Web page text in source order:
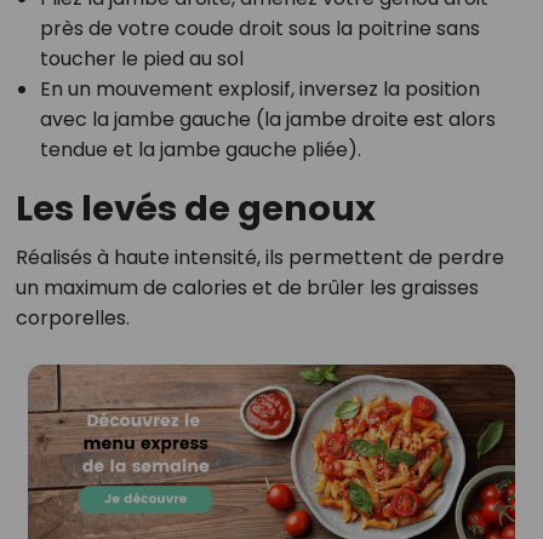
près de votre coude droit sous la poitrine sans
toucher le pied au sol
En un mouvement explosif, inversez la position
avec la jambe gauche (la jambe droite est alors
tendue et la jambe gauche pliée).
Les levés de genoux
Réalisés à haute intensité, ils permettent de perdre
un maximum de calories et de brûler les graisses
corporelles.